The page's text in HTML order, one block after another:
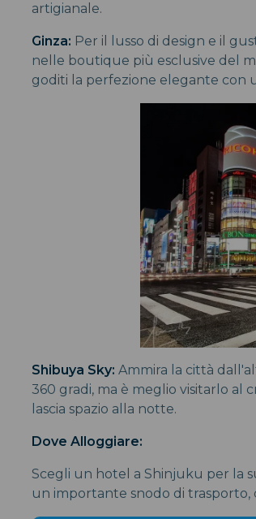
artigianale.
Ginza: Per il lusso di design e il
nelle boutique più esclusive del
goditi la perfezione elegante con
Shibuya Sky: Ammira la città
360 gradi, ma è meglio visitarlo al
lascia spazio alla notte.
Dove Alloggiare:
Scegli un hotel a Shinjuku per la
un importante snodo di